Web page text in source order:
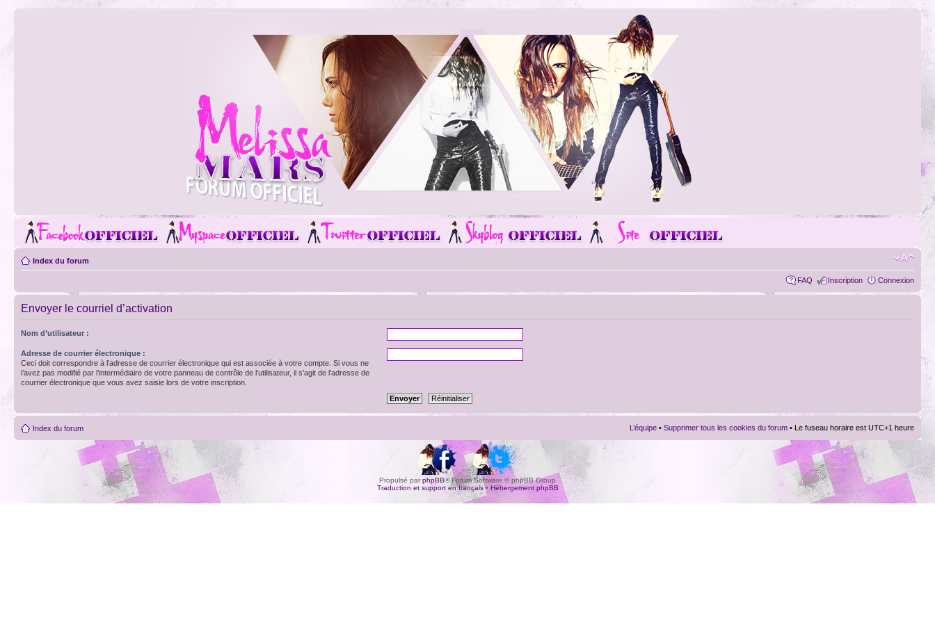
Index du forum
FAQ Inscription Connexion
Envoyer le courriel d’activation
Nom d’utilisateur :
Adresse de courrier électronique :
Ceci doit correspondre à l’adresse de courrier électronique qui est associée à votre compte. Si vous ne
l’avez pas modifié par l’intermédiaire de votre panneau de contrôle de l’utilisateur, il s’agit de l’adresse de
courrier électronique que vous avez saisie lors de votre inscription.
Index du forum L’équipe • Supprimer tous les cookies du forum • Le fuseau horaire est UTC+1 heure
Propulsé parphpBB® Forum Software © phpBB Group
Traduction et support en français•Hébergement phpBB